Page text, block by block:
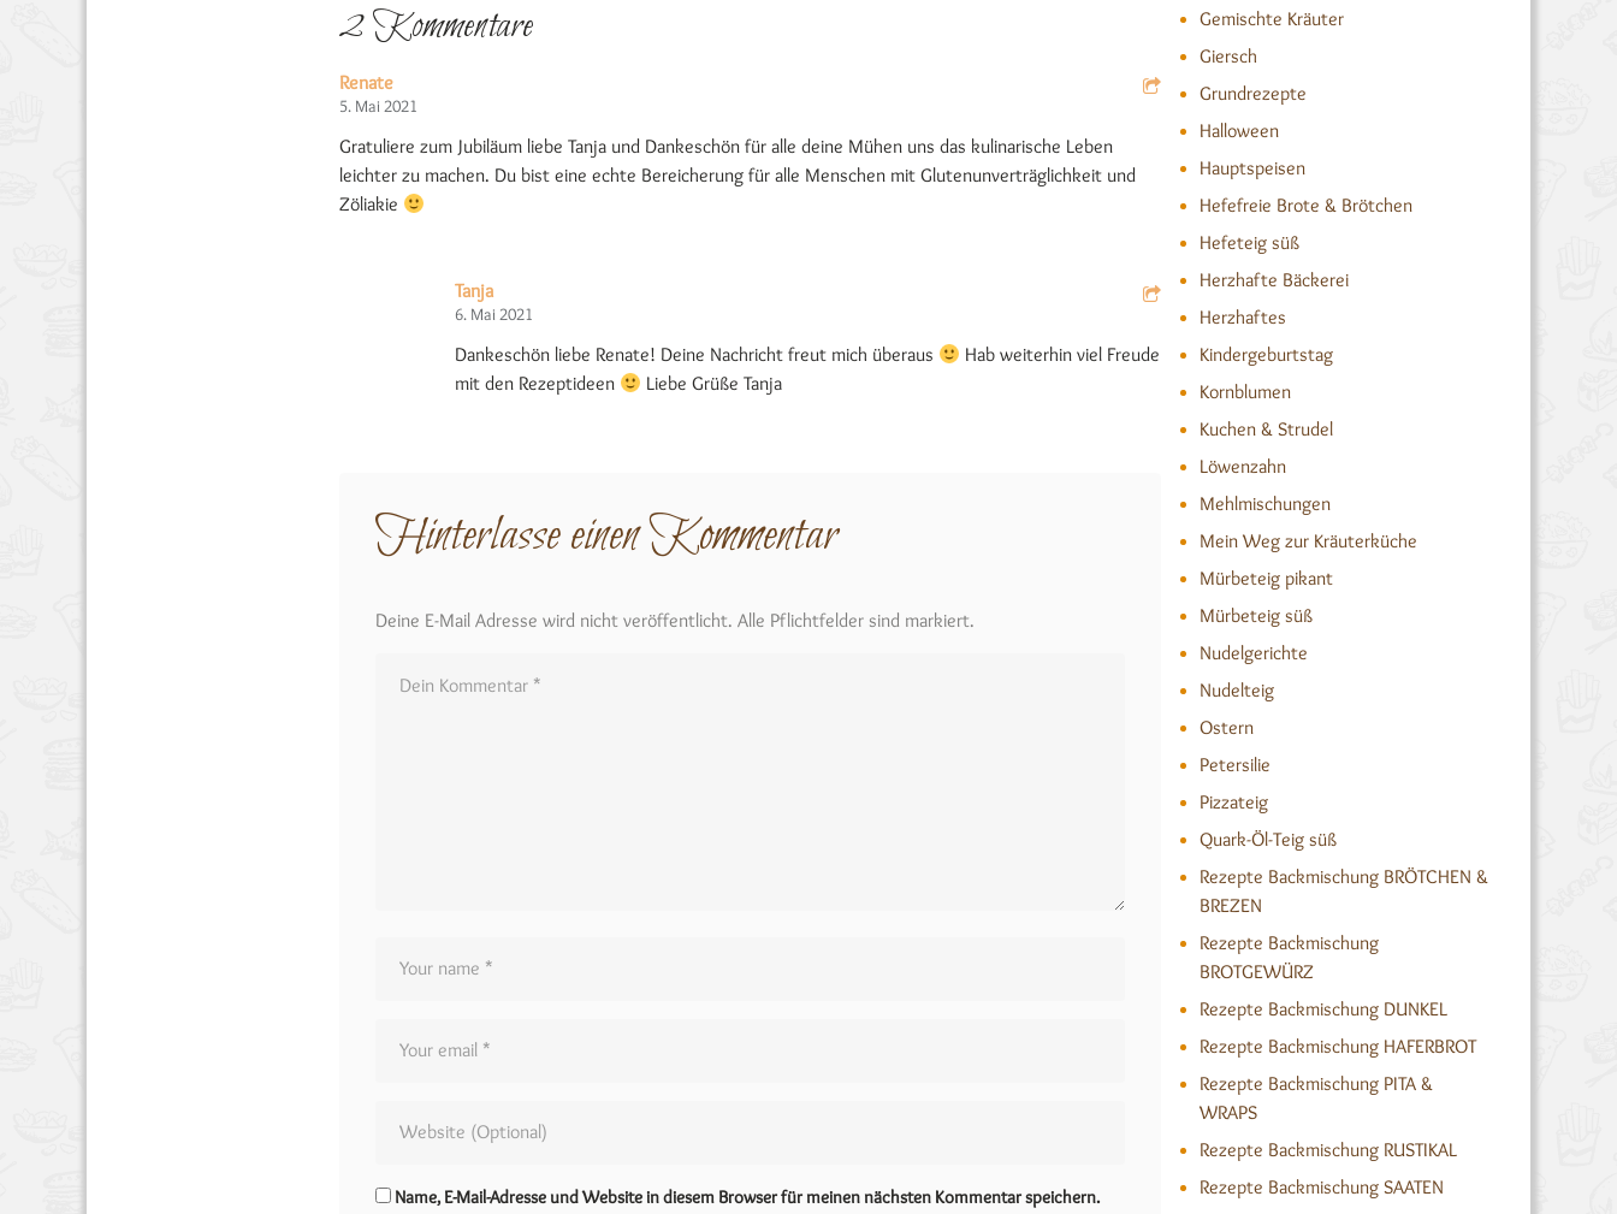
2 Kommentare
Renate
5. Mai 2021
Gratuliere zum Jubiläum liebe Tanja und Dankeschön für alle deine Mühen uns das kulinarische Leben
leichter zu machen. Du bist eine echte Bereicherung für alle Menschen mit Glutenunverträglichkeit und
Zöliakie
Tanja
6. Mai 2021
Dankeschön liebe Renate! Deine Nachricht freut mich überaus
Hab weiterhin viel Freude
mit den Rezeptideen
Liebe Grüße Tanja
Hinterlasse einen Kommentar
Deine E-Mail Adresse wird nicht veröffentlicht. Alle Pflichtfelder sind markiert.
Name, E-Mail-Adresse und Website in diesem Browser für meinen nächsten Kommentar speichern.
Gemischte Kräuter
Giersch
Grundrezepte
Halloween
Hauptspeisen
Hefefreie Brote & Brötchen
Hefeteig süß
Herzhafte Bäckerei
Herzhaftes
Kindergeburtstag
Kornblumen
Kuchen & Strudel
Löwenzahn
Mehlmischungen
Mein Weg zur Kräuterküche
Mürbeteig pikant
Mürbeteig süß
Nudelgerichte
Nudelteig
Ostern
Petersilie
Pizzateig
Quark-Öl-Teig süß
Rezepte Backmischung BRÖTCHEN &
BREZEN
Rezepte Backmischung
BROTGEWÜRZ
Rezepte Backmischung DUNKEL
Rezepte Backmischung HAFERBROT
Rezepte Backmischung PITA &
WRAPS
Rezepte Backmischung RUSTIKAL
Rezepte Backmischung SAATEN